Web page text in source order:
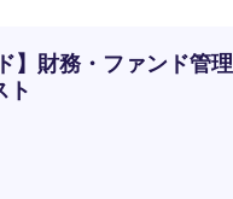
】財務・ファンド管理
ト